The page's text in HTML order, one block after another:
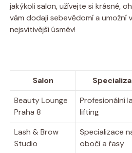
jakýkoli salon, ⁢užívejte si krásné,
vám dodají sebevědomí a umožní
nejsvítivější úsměv!
Salon
Beauty Lounge​
Praha 8
Profesionální
lifting
Lash &​ Brow‌
Studio
Specializace
obočí a řasy